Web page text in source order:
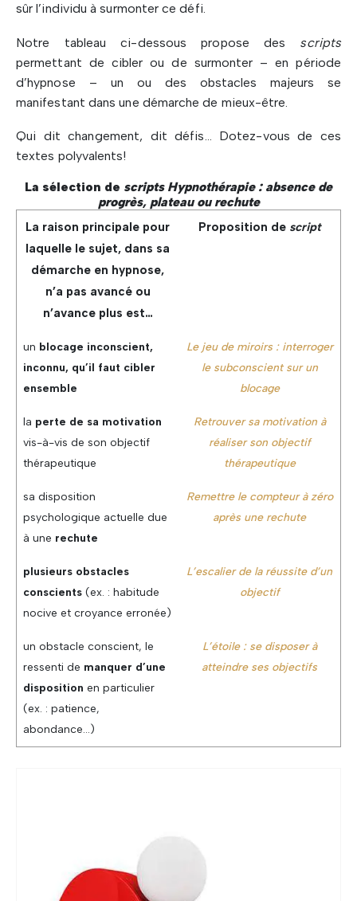
sûr l’individu à surmonter ce défi.
Notre tableau ci-dessous propose des scripts
permettant de cibler ou de surmonter – en période
d’hypnose – un ou des obstacles majeurs se
manifestant dans une démarche de mieux-être.
Qui dit changement, dit défis… Dotez-vous de ces
textes polyvalents!
La sélection de scripts Hypnothérapie : absence de
progrès, plateau ou rechute
La raison principale pour
laquelle le sujet, dans sa
démarche en hypnose,
n’a pas avancé ou
n’avance plus est…
Proposition de script
un blocage inconscient,
inconnu, qu’il faut cibler
ensemble
Le jeu de miroirs : interroger
le subconscient sur un
blocage
la perte de sa motivation
vis-à-vis de son objectif
thérapeutique
Retrouver sa motivation à
réaliser son objectif
thérapeutique
sa disposition
psychologique actuelle due
à une rechute
Remettre le compteur à zéro
après une rechute
plusieurs obstacles
conscients (ex. : habitude
nocive et croyance erronée)
L’escalier de la réussite d’un
objectif
un obstacle conscient, le
ressenti de manquer d’une
disposition en particulier
(ex. : patience,
abondance…)
L’étoile : se disposer à
atteindre ses objectifs